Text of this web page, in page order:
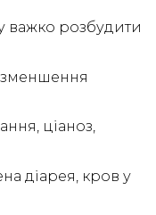
важко розбудити
зменшення
ціаноз,
діарея, кров у